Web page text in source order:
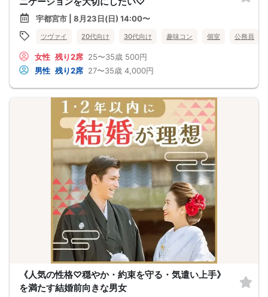
宇都宮市 | 8月23日(日) 14:00〜
ツヴァイ 20代向け 30代向け 趣味コン 個室 公務員
女性 残り2席 25〜35歳 500円
男性 残り2席 27〜35歳 4,000円
《人気の性格♡穏やか・約束を守る・気遣い上手》
を満たす結婚前向きな男女